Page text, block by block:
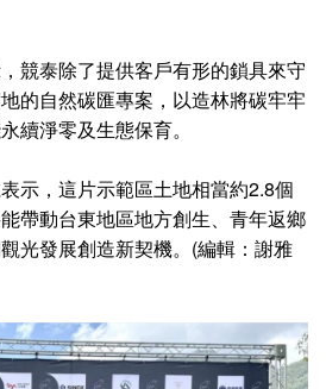
競泰除了提供客戶有形的鎖具來守
的自然碳匯專案，以造林將碳牢牢
續淨零及生態保育。
示，這片示範區土地相當約2.8個
帶動台東地區地方創生、青年返鄉
光發展創造新契機。(編輯：謝雅